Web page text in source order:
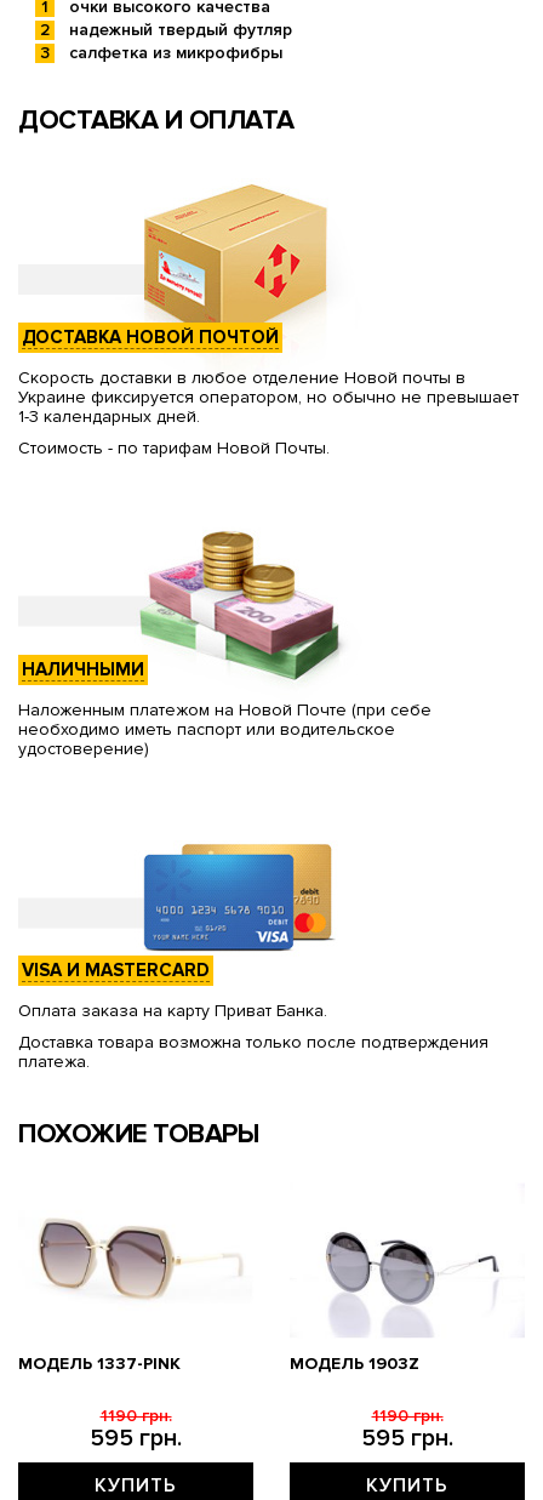
очки высокого качества
надежный твердый футляр
салфетка из микрофибры
ДОСТАВКА И ОПЛАТА
ДОСТАВКА НОВОЙ ПОЧТОЙ
Скорость доставки в любое отделение Новой почты в
Украине фиксируется оператором, но обычно не превышает
1-3 календарных дней.
Стоимость - по тарифам Новой Почты.
НАЛИЧНЫМИ
Наложенным платежом на Новой Почте (при себе
необходимо иметь паспорт или водительское
удостоверение)
VISA И MASTERCARD
Оплата заказа на карту Приват Банка.
Доставка товара возможна только после подтверждения
платежа.
ПОХОЖИЕ ТОВАРЫ
МОДЕЛЬ 1337-PINK
595 грн.
1190 грн.
КУПИТЬ
МОДЕЛЬ 1903Z
595 грн.
1190 грн.
КУПИТЬ